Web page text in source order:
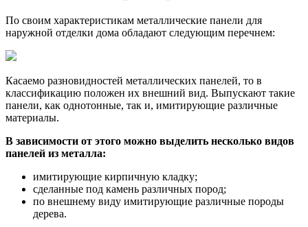
По своим характеристикам металлические панели для
наружной отделки дома обладают следующим перечнем:
Касаемо разновидностей металлических панелей, то в
классификацию положен их внешний вид. Выпускают такие
панели, как однотонные, так и, имитирующие различные
материалы.
В зависимости от этого можно выделить несколько видов
панелей из металла:
имитирующие кирпичную кладку;
сделанные под камень различных пород;
по внешнему виду имитирующие различные породы
дерева.